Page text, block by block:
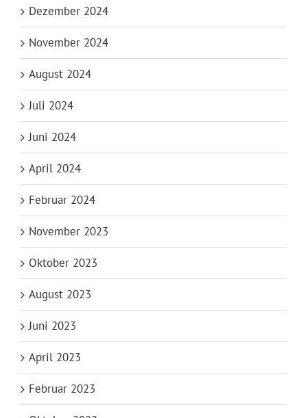
Dezember 2024
November 2024
August 2024
Juli 2024
Juni 2024
April 2024
Februar 2024
November 2023
Oktober 2023
August 2023
Juni 2023
April 2023
Februar 2023